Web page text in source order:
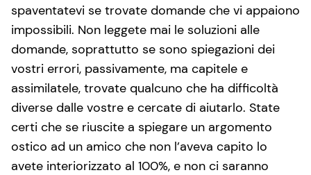
spaventatevi se trovate domande che vi appaiono
impossibili. Non leggete mai le soluzioni alle
domande, soprattutto se sono spiegazioni dei
vostri errori, passivamente, ma capitele e
assimilatele, trovate qualcuno che ha difficoltà
diverse dalle vostre e cercate di aiutarlo. State
certi che se riuscite a spiegare un argomento
ostico ad un amico che non l’aveva capito lo
avete interiorizzato al 100%, e non ci saranno